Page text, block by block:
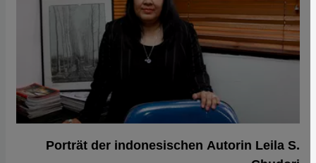
Porträt der indonesischen Autorin Leila S.